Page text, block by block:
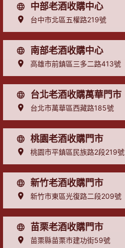
中部老酒收購中心
台中市北區五權路219號
南部老酒收購中心
高雄市前鎮區三多二路413號
台北老酒收購萬華門市
台北市萬華區西藏路185號
桃園老酒收購門市
桃園市平鎮區民族路2段219號
新竹老酒收購門市
新竹市東區光復路二段209號
苗栗老酒收購門市
苗栗縣苗栗市建功街59號